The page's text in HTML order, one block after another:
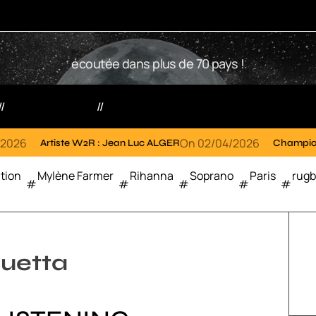
W
2
R
écoutée dans plus de 70 pays !
: Jean Luc ALGEROn02/04/2026 Championnat de France
Mylène Farmer Rihanna Soprano Paris